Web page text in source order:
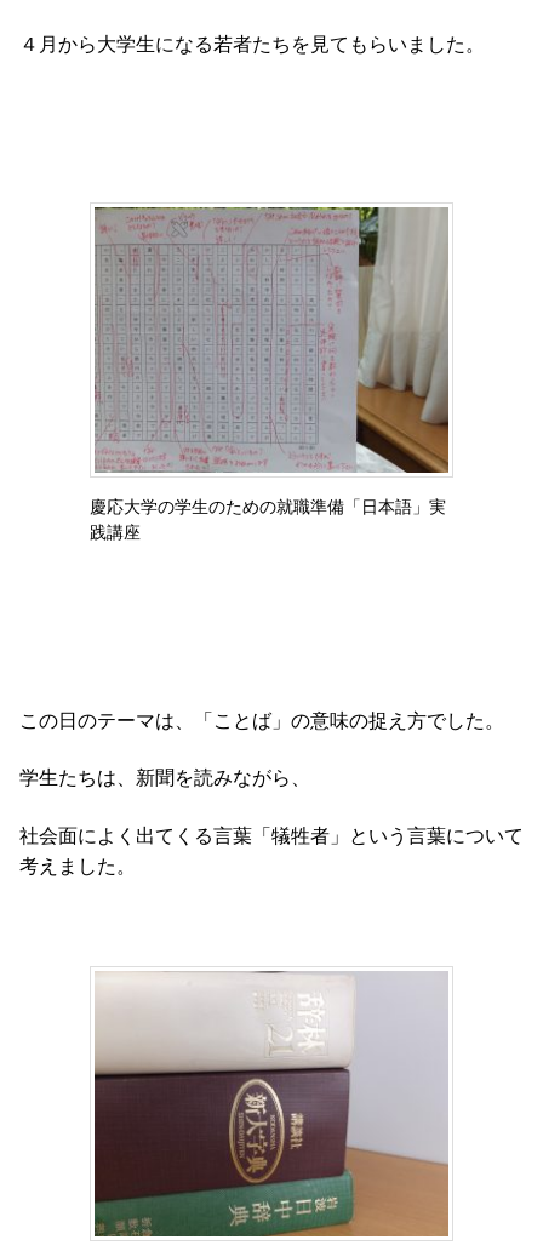
４月から大学生になる若者たちを見てもらいました。
慶応大学の学生のための就職準備「日本語」実
践講座
この日のテーマは、「ことば」の意味の捉え方でした。
学生たちは、新聞を読みながら、
社会面によく出てくる言葉「犠牲者」という言葉について
考えました。